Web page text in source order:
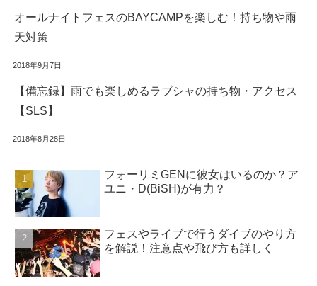
オールナイトフェスのBAYCAMPを楽しむ！持ち物や雨
天対策
2018年9月7日
【備忘録】雨でも楽しめるラブシャの持ち物・アクセス
【SLS】
2018年8月28日
フォーリミGENに彼女はいるのか？ア
ユニ・D(BiSH)が有力？
フェスやライブで行うダイブのやり方
を解説！注意点や飛び方も詳しく